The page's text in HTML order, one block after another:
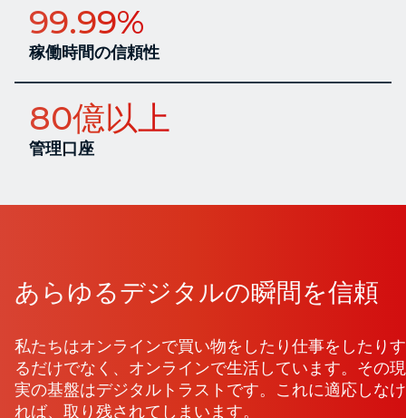
99.99%
稼働時間の信頼性
80億以上
管理口座
あらゆるデジタルの瞬間を信頼
私たちはオンラインで買い物をしたり仕事をしたりす
るだけでなく、オンラインで生活しています。その現
実の基盤はデジタルトラストです。これに適応しなけ
れば、取り残されてしまいます。